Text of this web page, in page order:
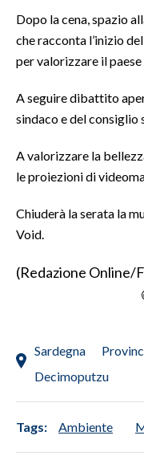
ANNUNCI
NECROLOGI
SPIAGGE
STORE
Dopo la cena, spazio
che racconta l’inizio
per valorizzare il paese
A seguire dibattito
sindaco e del consiglio
A valorizzare la
le proiezioni di
Chiuderà la serata la
Void.
(Redazione Online/
Sardegna
Decimoputzu
Tags: Ambiente